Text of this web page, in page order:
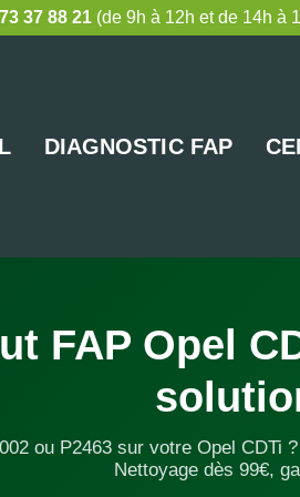
37 88 21 (de 9h à 12h et de 14h à
DIAGNOSTIC FAP
FAP Opel
ou P2463 sur votre Opel CDTi
Nettoyage dès 99€,